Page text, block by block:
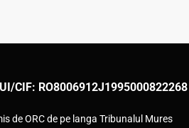
CIF: RO8006912J1995000822268
de ORC de pe langa Tribunalul Mures